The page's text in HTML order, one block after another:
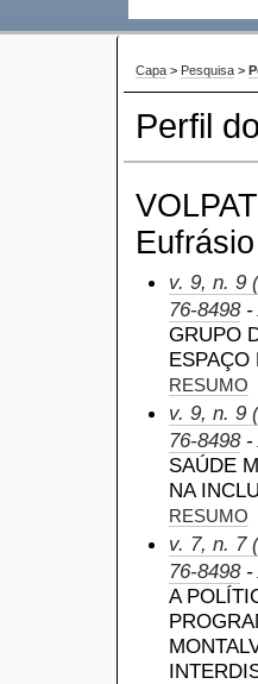
Capa > Pesquisa >
Perfil
v. 9, n. 9
76-8498-
GRUPO
ESPAÇO
RESUMO
v. 9, n. 9
76-8498-
SAÚDE
NA
RESUMO
v. 7, n. 7
76-8498-
A